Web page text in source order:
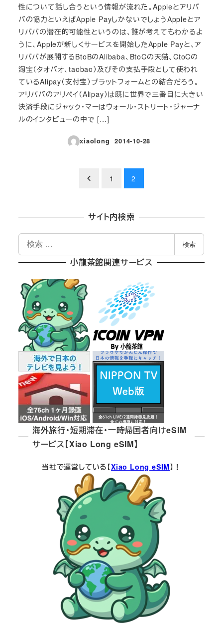
性について話し合うという情報が流れた。Appleとアリバ
バの協力といえばApple PayしかないでしょうAppleとア
リババの潜在的可能性というのは、誰が考えてもわかるよ
うに、Appleが新しくサービスを開始したApple Payと、ア
リババが展開するBtoBのAlibaba、BtoCの天猫、CtoCの
淘宝（タオバオ、taobao）及びその支払手段として使われ
ているAlipay（支付宝）プラットフォームとの結合だろう。
アリババのアリペイ（Alipay）は既に世界で三番目に大きい
決済手段にジャック・マーはウォール・ストリート・ジャーナ
ルのインタビューの中で […]
xiaolong
投稿日
2014-10-28
の
ペ
ー
ジ
送
り
1 2
サイト内検索
索
検索
小龍茶館関連サービス
海外旅行・短期滞在・一時帰国者向けeSIM
サービス【Xiao Long eSIM】
当社で運営している【Xiao Long eSIM】！